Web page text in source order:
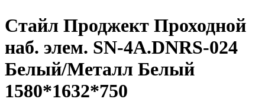
Стайл Проджект Проходной
наб. элем. SN-4A.DNRS-024
Белый/Металл Белый
1580*1632*750